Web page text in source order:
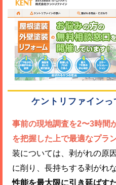
ケントリファインっ
事前の現地調査を2〜3時間
を把握した上で最適なプラ
装については、剥がれの原
に削り、長持ちする剥がれ
性能を最大限に引き延ばす